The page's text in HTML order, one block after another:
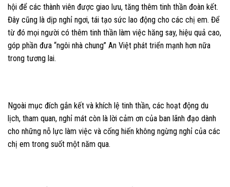
hội để các thành viên được giao lưu, tăng thêm tinh thần đoàn kết.
Đây cũng là dịp nghỉ ngơi, tái tạo sức lao động cho các chị em. Để
từ đó mọi người có thêm tinh thần làm việc hăng say, hiệu quả cao,
góp phần đưa “ngôi nhà chung” An Việt phát triển mạnh hơn nữa
trong tương lai.
Ngoài mục đích gắn kết và khích lệ tinh thần, các hoạt động du
lịch, tham quan, nghỉ mát còn là lời cảm ơn của ban lãnh đạo dành
cho những nỗ lực làm việc và cống hiến không ngừng nghỉ của các
chị em trong suốt một năm qua.